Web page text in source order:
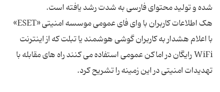
هک اطلاعات کاربران با وای‌ فای عمومی موسسه امنیتی «ESET»
با اعلام هشدار به کاربران گوشی هوشمند یا تبلت که از اینترنت
WiFi رایگان در اماکن عمومی استفاده می کنند راه های مقابله با